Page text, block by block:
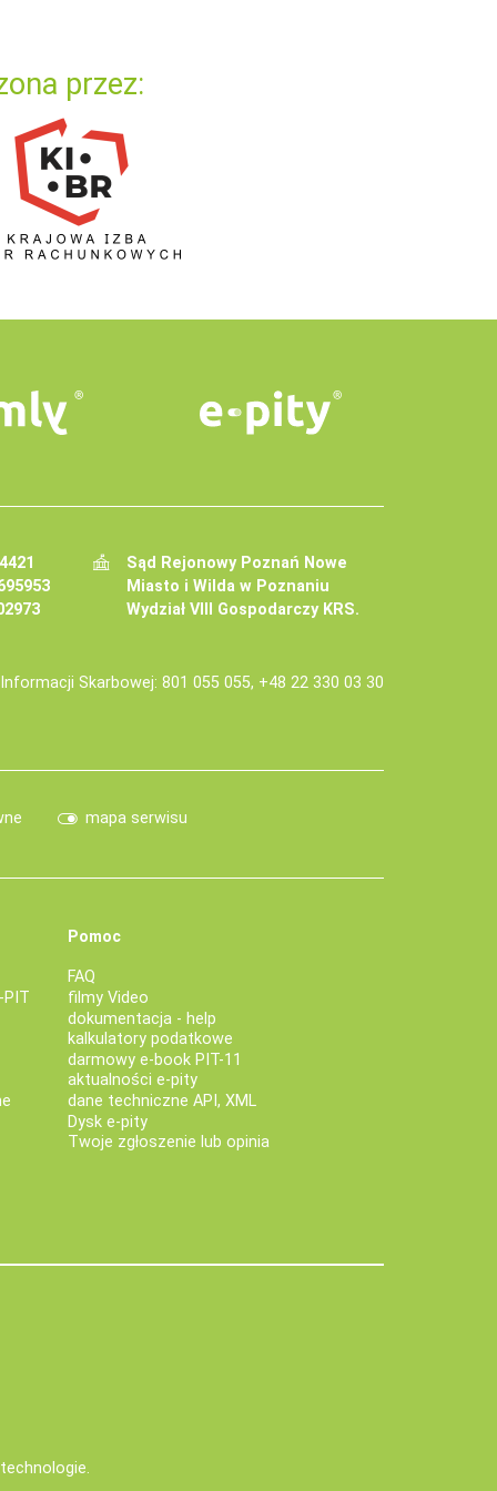
przez:
Sąd Rejonowy Poznań Nowe
Miasto i Wilda w Poznaniu
Wydział VIII Gospodarczy KRS.
Skarbowej: 801 055 055, +48 22 330 03 30
mapa serwisu
Pomoc
FAQ
filmy Video
dokumentacja - help
kalkulatory podatkowe
darmowy e-book PIT-11
aktualności e-pity
dane techniczne API, XML
Dysk e-pity
Twoje zgłoszenie lub opinia
.